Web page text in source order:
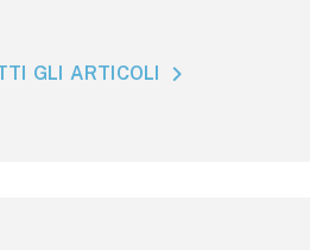
GLI ARTICOLI